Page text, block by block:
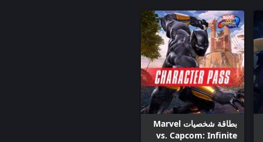
بطاقة شخصيات Marvel
vs. Capcom: Infinite